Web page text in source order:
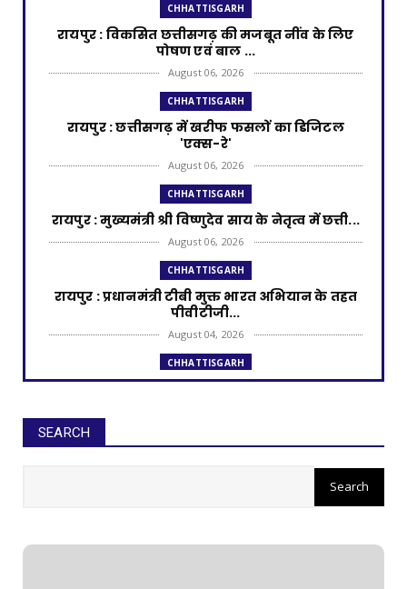
CHHATTISGARH
रायपुर : विकसित छत्तीसगढ़ की मजबूत नींव के लिए
पोषण एवं बाल ...
August 06, 2026
CHHATTISGARH
​रायपुर : ​छत्तीसगढ़ में खरीफ फसलों का डिजिटल
'एक्स-रे'
August 06, 2026
CHHATTISGARH
रायपुर : मुख्यमंत्री श्री विष्णुदेव साय के नेतृत्व में छत्ती...
August 06, 2026
CHHATTISGARH
रायपुर : प्रधानमंत्री टीबी मुक्त भारत अभियान के तहत
पीवीटीजी...
August 04, 2026
CHHATTISGARH
रायपुर : प्रधानमंत्री आवास योजना से साकार हो रहा
CHHATTISGARH
SEARCH